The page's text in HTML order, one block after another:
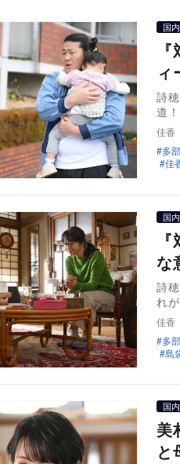
国
ィ
詩
道
佳香
多
佳
国
な
詩
れ
佳香
多
島
国
美
と